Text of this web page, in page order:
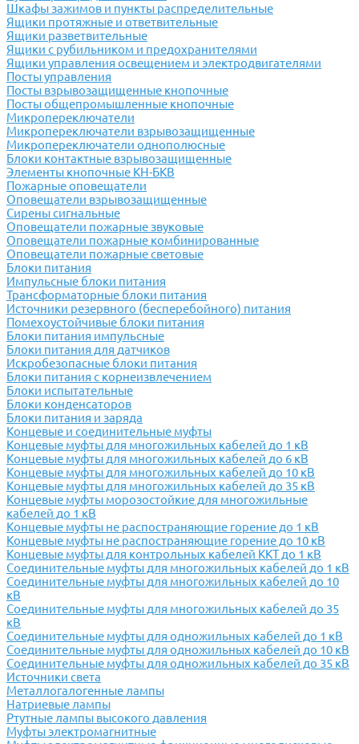
Шкафы зажимов и пункты распределительные
Ящики протяжные и ответвительные
Ящики разветвительные
Ящики с рубильником и предохранителями
Ящики управления освещением и электродвигателями
Посты управления
Посты взрывозащищенные кнопочные
Посты общепромышленные кнопочные
Микропереключатели
Микропереключатели взрывозащищенные
Микропереключатели однополюсные
Блоки контактные взрывозащищенные
Элементы кнопочные КН-БКВ
Пожарные оповещатели
Оповещатели взрывозащищенные
Сирены сигнальные
Оповещатели пожарные звуковые
Оповещатели пожарные комбинированные
Оповещатели пожарные световые
Блоки питания
Импульсные блоки питания
Трансформаторные блоки питания
Источники резервного (бесперебойного) питания
Помехоустойчивые блоки питания
Блоки питания импульсные
Блоки питания для датчиков
Искробезопасные блоки питания
Блоки питания с корнеизвлечением
Блоки испытательные
Блоки конденсаторов
Блоки питания и заряда
Концевые и соединительные муфты
Концевые муфты для многожильных кабелей до 1 кВ
Концевые муфты для многожильных кабелей до 6 кВ
Концевые муфты для многожильных кабелей до 10 кВ
Концевые муфты для многожильных кабелей до 35 кВ
Концевые муфты морозостойкие для многожильные
кабелей до 1 кВ
Концевые муфты не распостраняющие горение до 1 кВ
Концевые муфты не распостраняющие горение до 10 кВ
Концевые муфты для контрольных кабелей ККТ до 1 кВ
Соединительные муфты для многожильных кабелей до 1 кВ
Соединительные муфты для многожильных кабелей до 10
кВ
Соединительные муфты для многожильных кабелей до 35
кВ
Соединительные муфты для одножильных кабелей до 1 кВ
Соединительные муфты для одножильных кабелей до 10 кВ
Соединительные муфты для одножильных кабелей до 35 кВ
Источники света
Металлогалогенные лампы
Натриевые лампы
Ртутные лампы высокого давления
Муфты электромагнитные